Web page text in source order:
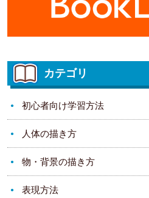
カテゴリ
初心者向け学習方法
人体の描き方
物・背景の描き方
表現方法